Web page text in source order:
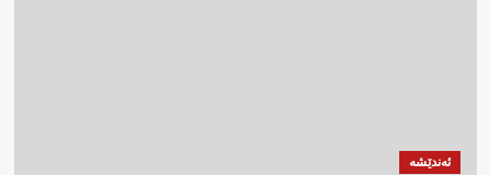
ئەندێشە